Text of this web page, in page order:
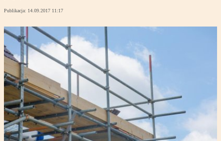
Publikacja: 14.09.2017 11:17